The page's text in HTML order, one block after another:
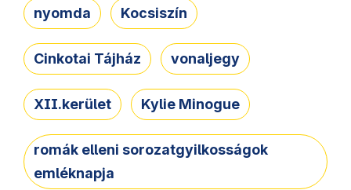
nyomda Kocsiszín
Cinkotai Tájház vonaljegy
XII.kerület Kylie Minogue
romák elleni sorozatgyilkosságok
emléknapja